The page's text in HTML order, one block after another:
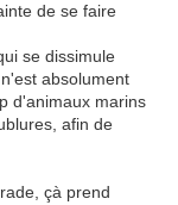
de se faire
se dissimule
absolument
d'animaux marins
afin de
çà prend